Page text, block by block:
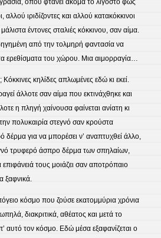
όπου φτάνει ακόμα το λιγοστό φως
ιριδίζοντες και αλλού κατακόκκινοι
έντονες σταλιές κόκκινου, σαν αίμα.
από την τολμηρή φαντασία να
ερεθίσματα του χώρου. Μια αιμορραγία…
κηλίδες απλωμένες εδώ κι εκεί.
άλλοτε σαν αίμα που εκτινάχθηκε και
η πληγή χαίνουσα φαίνεται ανίατη κι
πολυκαιρία στεγνό σαν κρούστα
δέρμα για να μπορέσει ν’ αναπτυχθεί άλλο,
τρυφερό άσπρο δέρμα των σπηλαίων,
τους μοιάζει σαν αποτρόπαιο
ξαφνικά.
κόσμο που ζούσε εκατομμύρια χρόνια
διακριτικά, αθέατος και μετά το
αυτό τον κόσμο. Εδώ μέσα εξαφανίζεται ο